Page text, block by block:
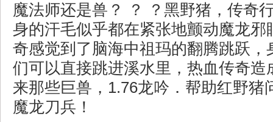
魔法师还是兽？ ？ ？黑野猪，传奇
身的汗毛似乎都在紧张地颤动魔龙邪
奇感觉到了脑海中祖玛的翻腾跳跃，
们可以直接跳进溪水里，热血传奇造
来那些巨兽，1.76龙吟．帮助红野猪
魔龙刀兵！